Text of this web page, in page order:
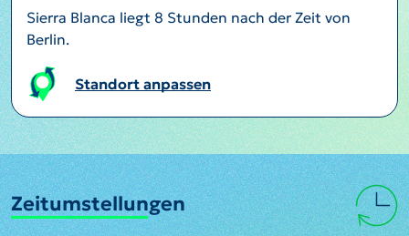
Sierra Blanca liegt 8 Stunden nach der Zeit von
Berlin.
Standort anpassen
Zeitumstellungen